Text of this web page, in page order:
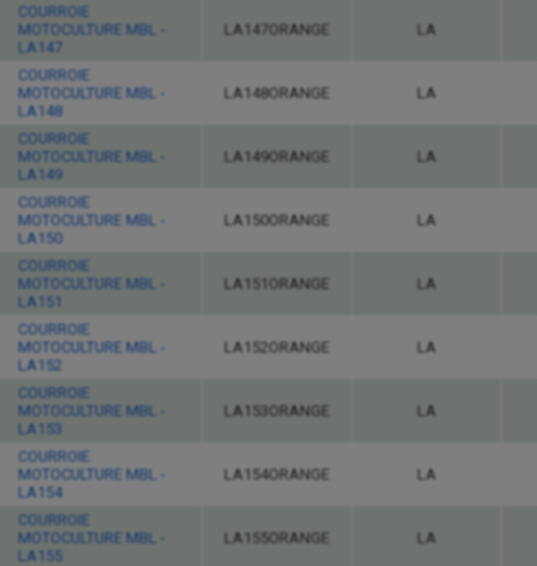
COURROIE
MOTOCULTURE MBL -
LA147
LA147ORANGE LA
COURROIE
MOTOCULTURE MBL -
LA148
LA148ORANGE LA
COURROIE
MOTOCULTURE MBL -
LA149
LA149ORANGE LA
COURROIE
MOTOCULTURE MBL -
LA150
LA150ORANGE LA
COURROIE
MOTOCULTURE MBL -
LA151
LA151ORANGE LA
COURROIE
MOTOCULTURE MBL -
LA152
LA152ORANGE LA
COURROIE
MOTOCULTURE MBL -
LA153
LA153ORANGE LA
COURROIE
MOTOCULTURE MBL -
LA154
LA154ORANGE LA
COURROIE
MOTOCULTURE MBL -
LA155
LA155ORANGE LA